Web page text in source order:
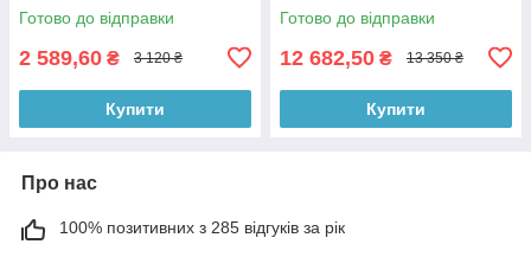
Готово до відправки
2 589,60 ₴ 3 120 ₴
Купити
Готово до відправки
12 682,50 ₴ 13 350 ₴
Купити
Про нас
100% позитивних з 285 відгуків за рік